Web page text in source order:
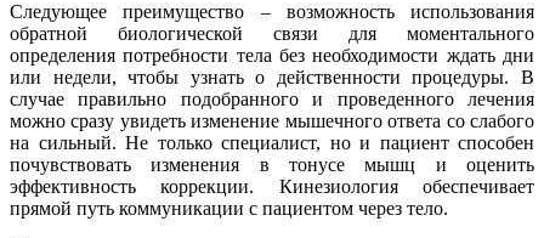
Следующее преимущество – возможность использования
обратной биологической связи для моментального
определения потребности тела без необходимости ждать дни
или недели, чтобы узнать о действенности процедуры. В
случае правильно подобранного и проведенного лечения
можно сразу увидеть изменение мышечного ответа со слабого
на сильный. Не только специалист, но и пациент способен
почувствовать изменения в тонусе мышц и оценить
эффективность коррекции. Кинезиология обеспечивает
прямой путь коммуникации с пациентом через тело.